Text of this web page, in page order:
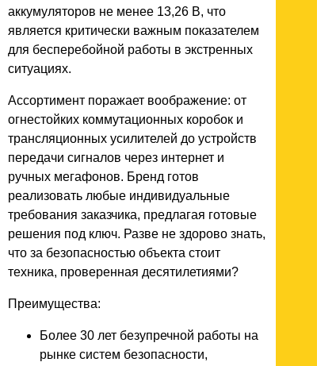
аккумуляторов не менее 13,26 В, что
является критически важным показателем
для бесперебойной работы в экстренных
ситуациях.
Ассортимент поражает воображение: от
огнестойких коммутационных коробок и
трансляционных усилителей до устройств
передачи сигналов через интернет и
ручных мегафонов. Бренд готов
реализовать любые индивидуальные
требования заказчика, предлагая готовые
решения под ключ. Разве не здорово знать,
что за безопасностью объекта стоит
техника, проверенная десятилетиями?
Преимущества:
Более 30 лет безупречной работы на
рынке систем безопасности,